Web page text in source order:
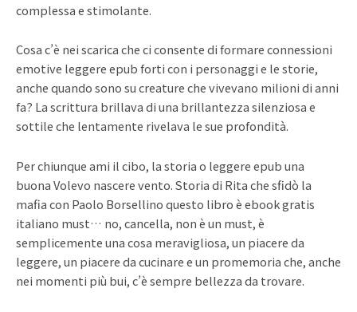
complessa e stimolante.
Cosa c’è nei scarica che ci consente di formare connessioni
emotive leggere epub forti con i personaggi e le storie,
anche quando sono su creature che vivevano milioni di anni
fa? La scrittura brillava di una brillantezza silenziosa e
sottile che lentamente rivelava le sue profondità.
Per chiunque ami il cibo, la storia o leggere epub una
buona Volevo nascere vento. Storia di Rita che sfidò la
mafia con Paolo Borsellino questo libro è ebook gratis
italiano must… no, cancella, non è un must, è
semplicemente una cosa meravigliosa, un piacere da
leggere, un piacere da cucinare e un promemoria che, anche
nei momenti più bui, c’è sempre bellezza da trovare.